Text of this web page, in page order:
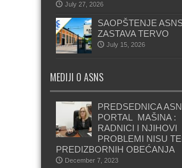
July 27, 2026
SAOPŠTENJE
ZASTAVA TERVO
July 15, 2026
MEDIJI O ASNS
PREDSEDNICA
PORTAL MAŠINA :
RADNICI I NJIHOVI
PROBLEMI NISU
PREDIZBORNIH OBEĆANJA
December 7, 2023